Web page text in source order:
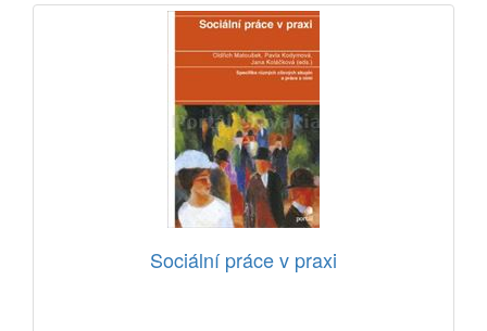
Sociální práce v praxi